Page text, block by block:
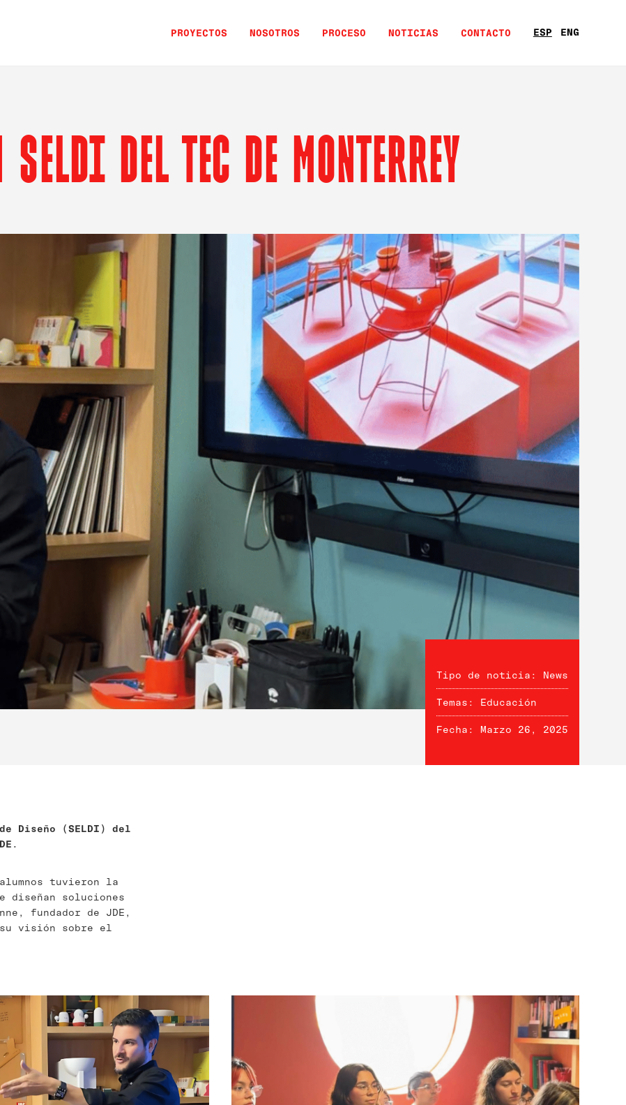
PROYECTOS NOSOTROS PROCESO NOTICIAS CONTACTO ESP ENG
DEL TEC DE MONTERREY
Tipo de noticia: News
Temas: Educación
Fecha: Marzo 26, 2025
Diseño (SELDI) del
tuvieron la
diseñan soluciones
fundador de JDE,
visión sobre el